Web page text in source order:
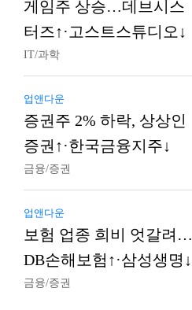
게임주 상승…데브시스
터즈↑·고스트스튜디오↓
IT/과학
업앤다운
증권주 2% 하락, 상상인
증권↑·한국금융지주↓
금융/증권
업앤다운
보험 업종 희비 엇갈려…
DB손해보험↑·삼성생명↓
금융/증권